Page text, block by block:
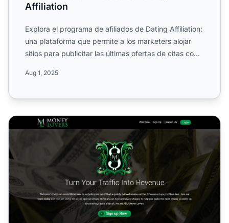
Affiliation
Explora el programa de afiliados de Dating Affiliation:
una plataforma que permite a los marketers alojar
sitios para publicitar las últimas ofertas de citas co...
Aug 1, 2025
Programa de Afiliados de MoneyLovers